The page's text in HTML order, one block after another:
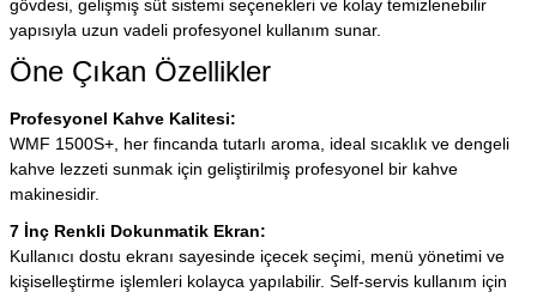
gövdesi, gelişmiş süt sistemi seçenekleri ve kolay temizlenebilir
yapısıyla uzun vadeli profesyonel kullanım sunar.
Öne Çıkan Özellikler
Profesyonel Kahve Kalitesi:
WMF 1500S+, her fincanda tutarlı aroma, ideal sıcaklık ve dengeli
kahve lezzeti sunmak için geliştirilmiş profesyonel bir kahve
makinesidir.
7 İnç Renkli Dokunmatik Ekran:
Kullanıcı dostu ekranı sayesinde içecek seçimi, menü yönetimi ve
kişiselleştirme işlemleri kolayca yapılabilir. Self-servis kullanım için